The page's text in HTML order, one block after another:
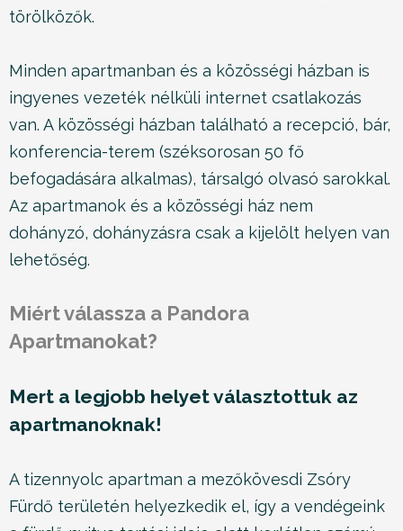
törölközők.
Minden apartmanban és a közösségi házban is
ingyenes vezeték nélküli internet csatlakozás
van. A közösségi házban található a recepció, bár,
konferencia-terem (széksorosan 50 fő
befogadására alkalmas), társalgó olvasó sarokkal.
Az apartmanok és a közösségi ház nem
dohányzó, dohányzásra csak a kijelölt helyen van
lehetőség.
Miért válassza a Pandora
Apartmanokat?
Mert a legjobb helyet választottuk az
apartmanoknak!
A tizennyolc apartman a mezőkövesdi Zsóry
Fürdő területén helyezkedik el, így a vendégeink